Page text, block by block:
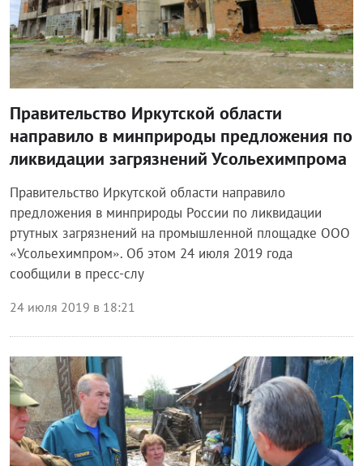
Правительство Иркутской области
направило в минприроды предложения по
ликвидации загрязнений Усольехимпрома
Правительство Иркутской области направило
предложения в минприроды России по ликвидации
ртутных загрязнений на промышленной площадке ООО
«Усольехимпром». Об этом 24 июля 2019 года
сообщили в пресс-слу
24 июля 2019 в 18:21
Общество